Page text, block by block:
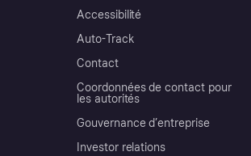
Accessibilité
Auto-Track
Contact
Coordonnées de contact pour
les autorités
Gouvernance d’entreprise
Investor relations